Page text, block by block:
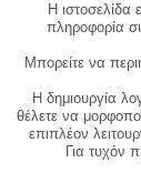
Η ιστοσελίδα
πληροφορία
Μπορείτε να
Η δημιουργία
θέλετε να
επιπλέον
Για τυχόν